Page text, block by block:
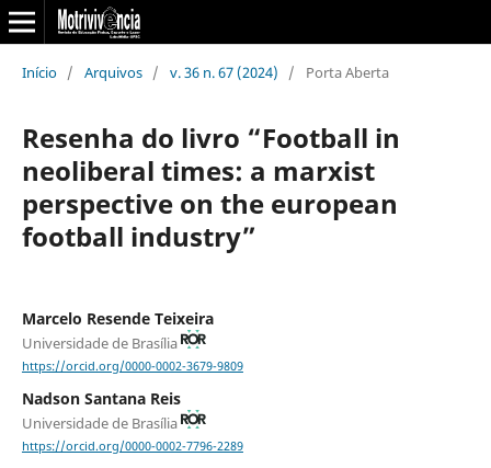
Início / Arquivos / v. 36 n. 67 (2024) / Porta Aberta
Resenha do livro “Football in
neoliberal times: a marxist
perspective on the european
football industry”
Marcelo Resende Teixeira
Universidade de Brasília
https://orcid.org/0000-0002-3679-9809
Nadson Santana Reis
Universidade de Brasília
https://orcid.org/0000-0002-7796-2289